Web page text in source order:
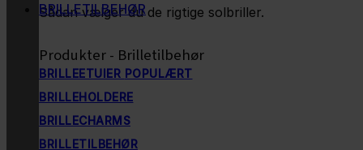
Sådan vælger du de rigtige solbriller.
BRILLETILBEHØR
Produkter - Brilletilbehør
BRILLEETUIER
BRILLEHOLDERE
BRILLECHARMS
BRILLETILBEHØR